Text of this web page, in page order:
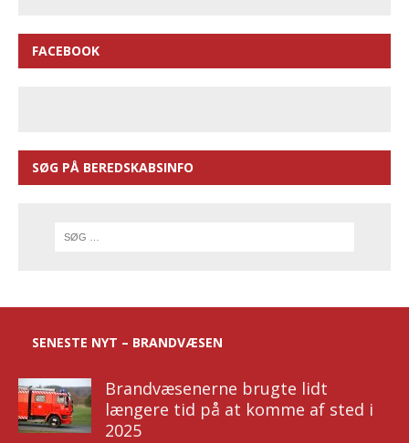
FACEBOOK
SØG PÅ BEREDSKABSINFO
SENESTE NYT – BRANDVÆSEN
Brandvæsenerne brugte lidt
længere tid på at komme af sted i
2025